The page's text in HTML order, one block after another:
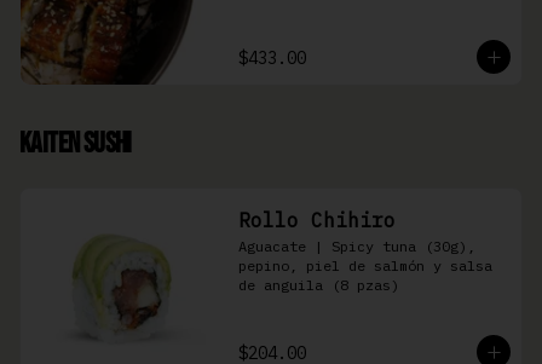
$433.00
Kaiten Sushi
Rollo Chihiro
Aguacate | Spicy tuna (30g),
pepino, piel de salmón y salsa
de anguila (8 pzas)
$204.00